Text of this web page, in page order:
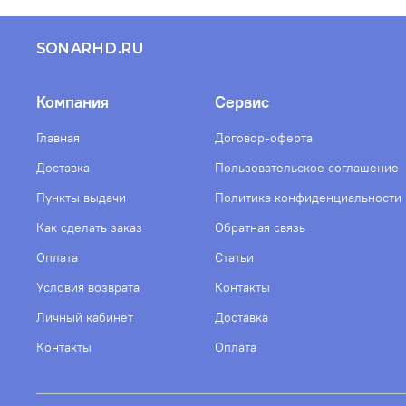
SONARHD.RU
Компания
Главная
Доставка
Пункты выдачи
Как сделать заказ
Оплата
Условия возврата
Личный кабинет
Контакты
Сервис
Договор-оферта
Пользовательское соглашение
Политика конфиденциальности
Обратная связь
Статьи
Контакты
Доставка
Оплата